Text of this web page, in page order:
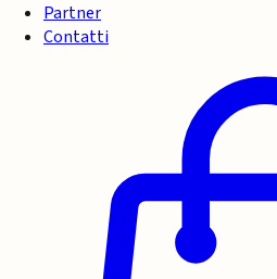
Partner
Contatti